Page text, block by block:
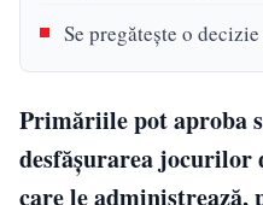
Se pregătește o
Primăriile pot aproba
desfășurarea jocurilor
care le